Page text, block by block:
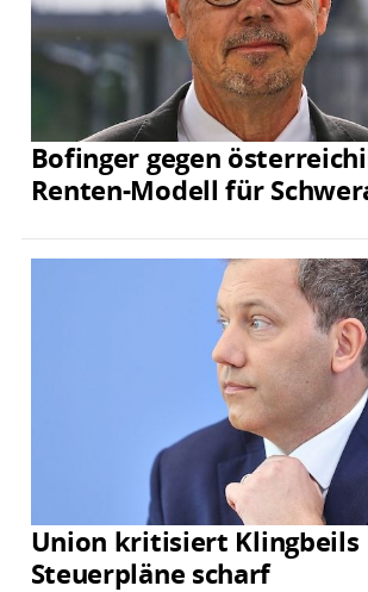
Bofinger gegen
Renten-Modell für
Union kritisiert Klingbeils
Steuerpläne scharf